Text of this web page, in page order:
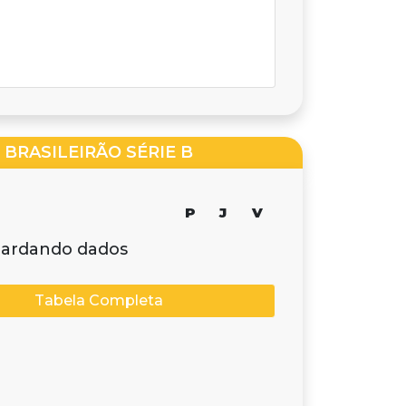
BRASILEIRÃO SÉRIE B
P J V
dados
Tabela Completa